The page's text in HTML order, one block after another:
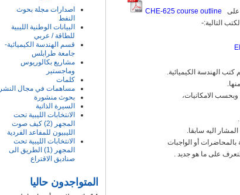
على
course outline
التالية:-
الهندسة الكيميائية.
وبحسب الامكانيات،
اليه سابقا.
أو الواجبات
على ما هو جديد .
اصدارات مجلة بحوث
النفط
البيانات الوطنية الليبية
للطاقة / عربي
قسم الهندسة الكيميائية-
جامعة طرابلس
مشاريع بكالوريوس
وماجستير
كلمات
مساهمات في مجال النشر
بحوث منشورة
السيرة الذاتية
الانتخابات الليبية تحت
المجهر (2) كيف صوت
الليبيون للمفاعد الفردية
الانتخابات الليبية تحت
المجهر (1) الطريق الى
صناديق الاقتراع
المتواجدون حاليا